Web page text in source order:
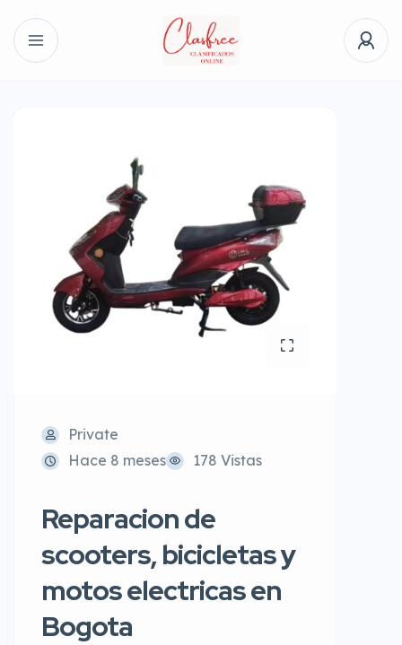
Private
Hace 8 meses
178 Vistas
Reparacion de
scooters, bicicletas y
motos electricas en
Bogota